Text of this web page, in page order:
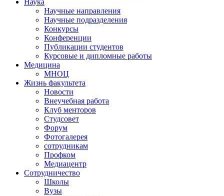
Наука
Научные направления
Научные подразделения
Конкурсы
Конференции
Публикации студентов
Курсовые и дипломные работы
Медицина
МНОЦ
Жизнь факультета
Новости
Внеучебная работа
Клуб менторов
Студсовет
Форум
Фотогалерея
сотрудникам
Профком
Медиацентр
Сотрудничество
Школы
Вузы